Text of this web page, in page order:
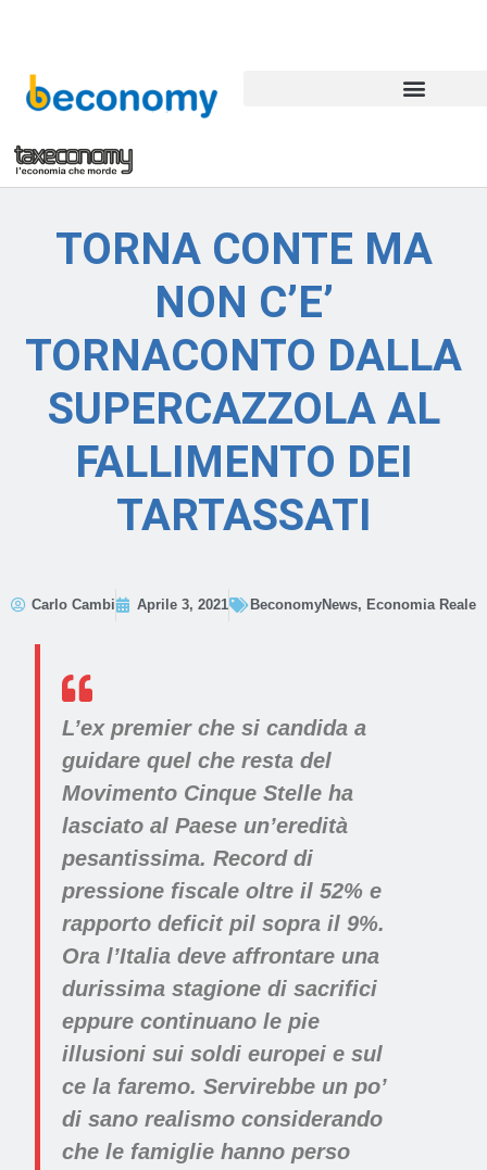
TORNA CONTE MA
NON C’E’
TORNACONTO DALLA
SUPERCAZZOLA AL
FALLIMENTO DEI
TARTASSATI
Carlo Cambi Aprile 3, 2021 BeconomyNews, Economia Reale
L’ex premier che si candida a
guidare quel che resta del
Movimento Cinque Stelle ha
lasciato al Paese un’eredità
pesantissima. Record di
pressione fiscale oltre il 52% e
rapporto deficit pil sopra il 9%.
Ora l’Italia deve affrontare una
durissima stagione di sacrifici
eppure continuano le pie
illusioni sui soldi europei e sul
ce la faremo. Servirebbe un po’
di sano realismo considerando
che le famiglie hanno perso